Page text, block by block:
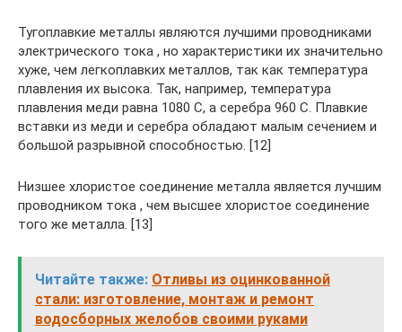
Тугоплавкие металлы являются лучшими проводниками
электрического тока , но характеристики их значительно
хуже, чем легкоплавких металлов, так как температура
плавления их высока. Так, например, температура
плавления меди равна 1080 С, а серебра 960 С. Плавкие
вставки из меди и серебра обладают малым сечением и
большой разрывной способностью. [12]
Низшее хлористое соединение металла является лучшим
проводником тока , чем высшее хлористое соединение
того же металла. [13]
Читайте также: Отливы из оцинкованной
стали: изготовление, монтаж и ремонт
водосборных желобов своими руками